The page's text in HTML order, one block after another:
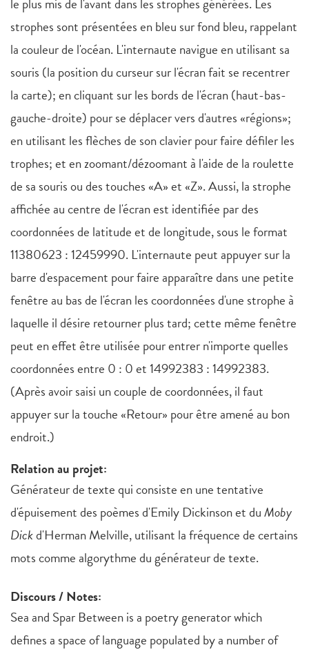
strophes sont présentées en bleu sur fond bleu, rappelant
la couleur de l'océan. L'internaute navigue en utilisant sa
souris (la position du curseur sur l'écran fait se recentrer
la carte); en cliquant sur les bords de l'écran (haut-bas-
gauche-droite) pour se déplacer vers d'autres «régions»;
en utilisant les flèches de son clavier pour faire défiler les
trophes; et en zoomant/dézoomant à l'aide de la roulette
de sa souris ou des touches «A» et «Z». Aussi, la strophe
affichée au centre de l'écran est identifiée par des
coordonnées de latitude et de longitude, sous le format
11380623 : 12459990. L'internaute peut appuyer sur la
barre d'espacement pour faire apparaître dans une petite
fenêtre au bas de l'écran les coordonnées d'une strophe à
laquelle il désire retourner plus tard; cette même fenêtre
peut en effet être utilisée pour entrer n'importe quelles
coordonnées entre 0 : 0 et 14992383 : 14992383.
(Après avoir saisi un couple de coordonnées, il faut
appuyer sur la touche «Retour» pour être amené au bon
endroit.)
Relation au projet:
Générateur de texte qui consiste en une tentative
d'épuisement des poèmes d'Emily Dickinson et duMoby
Dickd'Herman Melville, utilisant la fréquence de certains
mots comme algorythme du générateur de texte.
Discours / Notes:
Sea and Spar Between is a poetry generator which
defines a space of language populated by a number of